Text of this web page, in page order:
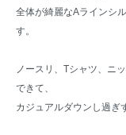
全体が綺麗なAラインシ
す。
ノースリ、Tシャツ、ニ
できて、
カジュアルダウンし過ぎ